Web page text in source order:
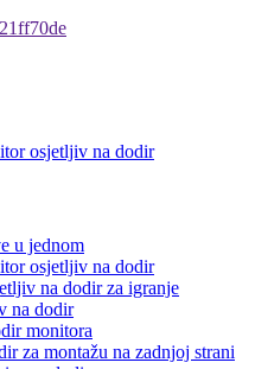
osjetljiv na dodir
u jednom
osjetljiv na dodir
na dodir za igranje
na dodir
monitora
za montažu na zadnjoj strani